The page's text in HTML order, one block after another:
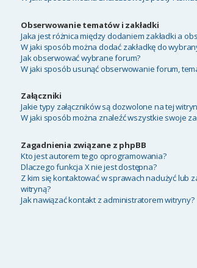
Obserwowanie tematów i zakładki
Jaka jest różnica między dodaniem zakładki a
W jaki sposób można dodać zakładkę do
Jak obserwować wybrane forum?
W jaki sposób usunąć obserwowanie forum,
Załączniki
Jakie typy załączników są dozwolone na tej
W jaki sposób można znaleźć wszystkie swoje
Zagadnienia związane z phpBB
Kto jest autorem tego oprogramowania?
Dlaczego funkcja X nie jest dostępna?
Z kim się kontaktować w sprawach nadużyć lub
witryną?
Jak nawiązać kontakt z administratorem witryny?